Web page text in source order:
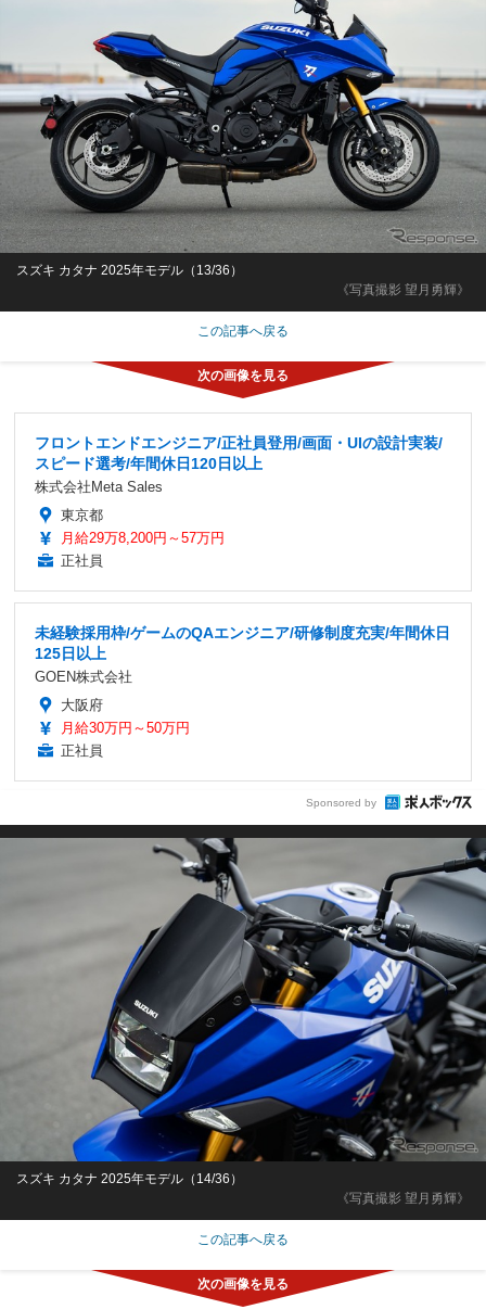
《写真撮影 望月勇輝》
スズキ カタナ 2025年モデル（13/36）
この記事へ戻る
フロントエンドエンジニア/正社員登用/画面・UIの設計実装/
スピード選考/年間休日120日以上
株式会社Meta Sales
東京都
月給29万8,200円～57万円
正社員
未経験採用枠/ゲームのQAエンジニア/研修制度充実/年間休日
125日以上
GOEN株式会社
大阪府
月給30万円～50万円
正社員
Sponsored by
《写真撮影 望月勇輝》
スズキ カタナ 2025年モデル（14/36）
この記事へ戻る